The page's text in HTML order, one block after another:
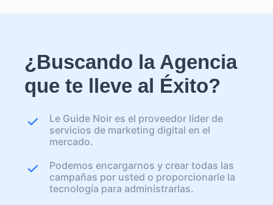
¿Buscando la Agencia
que te lleve al Éxito?
Le Guide Noir es el proveedor líder de
servicios de marketing digital en el
mercado.
Podemos encargarnos y crear todas las
campañas por usted o proporcionarle la
tecnología para administrarlas.